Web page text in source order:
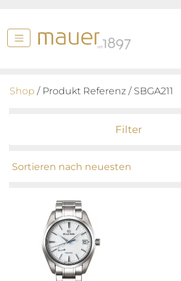
Shop / Produkt Referenz / SBGA211
Filter